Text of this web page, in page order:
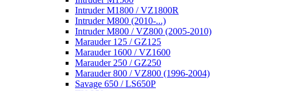
Intruder M1800 / VZ1800R
Intruder M800 (2010-...)
Intruder M800 / VZ800 (2005-2010)
Marauder 125 / GZ125
Marauder 1600 / VZ1600
Marauder 250 / GZ250
Marauder 800 / VZ800 (1996-2004)
Savage 650 / LS650P